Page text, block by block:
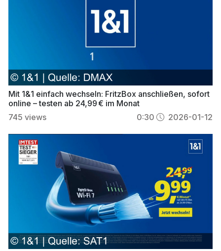
Mit 1&1 einfach wechseln: FritzBox anschließen, sofort
online – testen ab 24,99 € im Monat
745 views 0:30 2026-01-12